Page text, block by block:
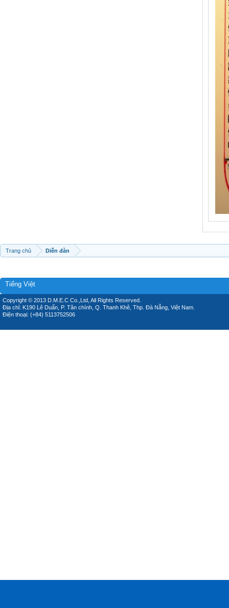
Trang chủ Diễn đàn
Tiếng Việt
Copyright © 2013 D.M.E.C Co.,Ltd, All Rights Reserved.
Địa chỉ: K190 Lê Duẩn, P. Tân chính, Q. Thanh Khê, Thp. Đà Nẵng, Việt Nam.
Điện thoại: (+84) 5113752506